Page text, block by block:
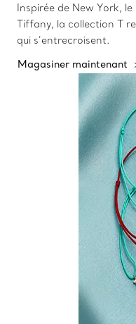
Inspirée de New York,
Tiffany, la collection T
qui s’entrecroisent.
Magasiner maintenant